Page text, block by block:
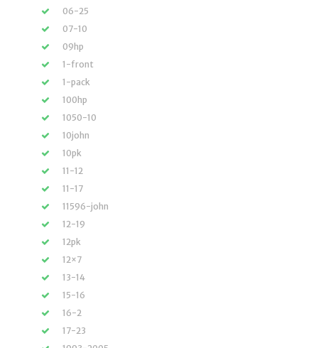
06-25
07-10
09hp
1-front
1-pack
100hp
1050-10
10john
10pk
11-12
11-17
11596-john
12-19
12pk
12×7
13-14
15-16
16-2
17-23